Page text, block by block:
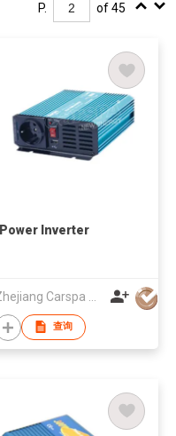
P. of 45
Power Inverter
查询